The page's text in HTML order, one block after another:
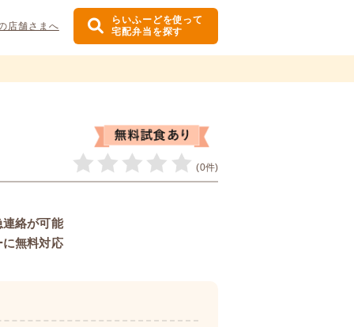
店舗さまへ
らいふーどを使って
宅配弁当を探す
(0件)
絡が可能
無料対応